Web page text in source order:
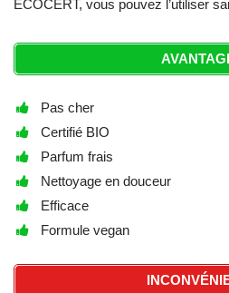
ECOCERT, vous pouvez l’utiliser
Pas cher
Certifié BIO
Parfum frais
Nettoyage en douceur
Efficace
Formule vegan